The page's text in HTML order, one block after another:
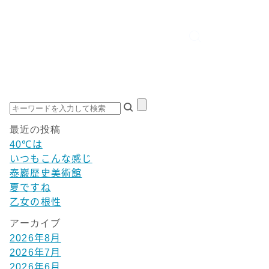
最近の投稿
40℃は
いつもこんな感じ
泰巖歴史美術館
夏ですね
乙女の根性
アーカイブ
2026年8月
2026年7月
2026年6月